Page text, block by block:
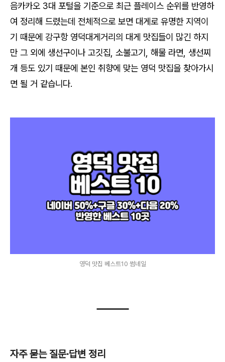
음카카오 3대 포털을 기준으로 최근 플레이스 순위를 반영하
여 정리해 드렸는데 전체적으로 보면 대게로 유명한 지역이
기 때문에 강구항 영덕대게거리의 대게 맛집들이 많긴 하지
만 그 외에 생선구이나 고깃집, 소불고기, 해물 라면, 생선찌
개 등도 있기 때문에 본인 취향에 맞는 영덕 맛집을 찾아가시
면 될 거 같습니다.
영덕 맛집 베스트10 썸네일
자주 묻는 질문·답변 정리